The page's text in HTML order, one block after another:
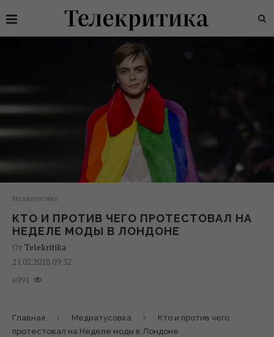
Медиатусовка
КТО И ПРОТИВ ЧЕГО ПРОТЕСТОВАЛ НА
НЕДЕЛЕ МОДЫ В ЛОНДОНЕ
От Telekritika
21.02.2018 09:32
6991
Главная Медиатусовка
Кто и против чего
протестовал на Неделе моды в Лондоне